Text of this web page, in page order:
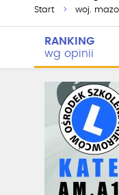
Start woj.
RANKING
wg opinii